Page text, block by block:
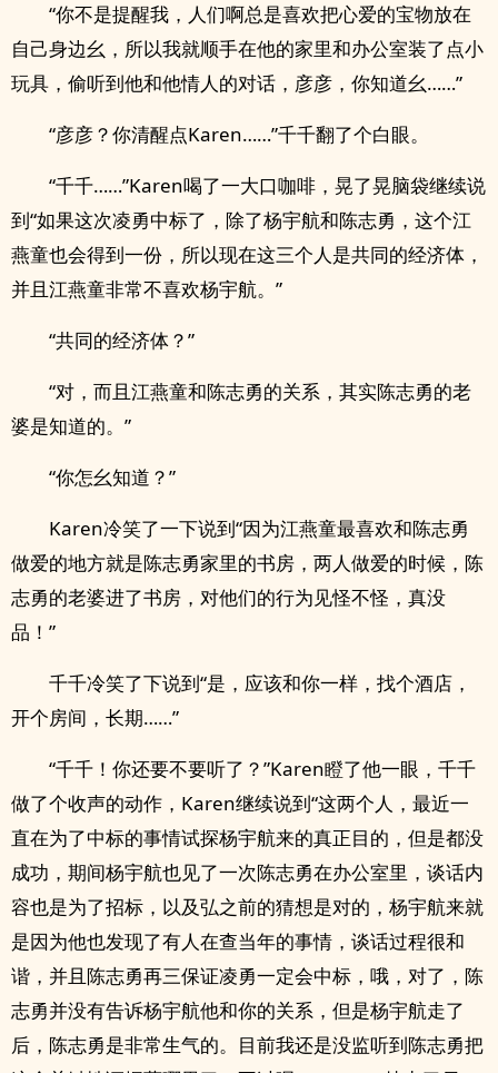
“你不是提醒我，人们啊总是喜欢把心爱的宝物放在
自己身边幺，所以我就顺手在他的家里和办公室装了点小
玩具，偷听到他和他情人的对话，彦彦，你知道幺……”
“彦彦？你清醒点Karen……”千千翻了个白眼。
“千千……”Karen喝了一大口咖啡，晃了晃脑袋继续说
到“如果这次凌勇中标了，除了杨宇航和陈志勇，这个江
燕童也会得到一份，所以现在这三个人是共同的经济体，
并且江燕童非常不喜欢杨宇航。”
“共同的经济体？”
“对，而且江燕童和陈志勇的关系，其实陈志勇的老
婆是知道的。”
“你怎幺知道？”
Karen冷笑了一下说到“因为江燕童最喜欢和陈志勇
做爱的地方就是陈志勇家里的书房，两人做爱的时候，陈
志勇的老婆进了书房，对他们的行为见怪不怪，真没
品！”
千千冷笑了下说到“是，应该和你一样，找个酒店，
开个房间，长期……”
“千千！你还要不要听了？”Karen瞪了他一眼，千千
做了个收声的动作，Karen继续说到“这两个人，最近一
直在为了中标的事情试探杨宇航来的真正目的，但是都没
成功，期间杨宇航也见了一次陈志勇在办公室里，谈话内
容也是为了招标，以及弘之前的猜想是对的，杨宇航来就
是因为他也发现了有人在查当年的事情，谈话过程很和
谐，并且陈志勇再三保证凌勇一定会中标，哦，对了，陈
志勇并没有告诉杨宇航他和你的关系，但是杨宇航走了
后，陈志勇是非常生气的。目前我还是没监听到陈志勇把